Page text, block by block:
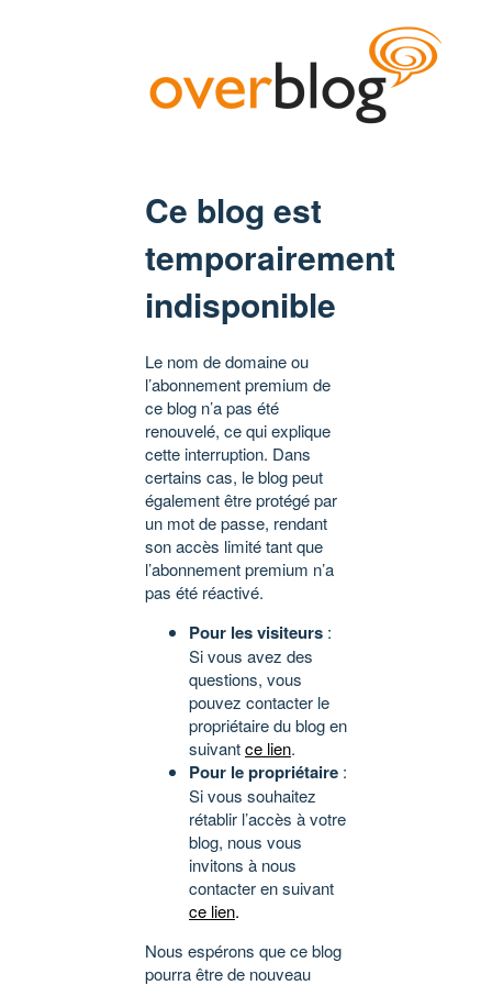
Ce blog est
temporairement
indisponible
Le nom de domaine ou
l’abonnement premium de
ce blog n’a pas été
renouvelé, ce qui explique
cette interruption. Dans
certains cas, le blog peut
également être protégé par
un mot de passe, rendant
son accès limité tant que
l’abonnement premium n’a
pas été réactivé.
Pour les visiteurs :
Si vous avez des
questions, vous
pouvez contacter le
propriétaire du blog en
suivantce lien.
Pour le propriétaire :
Si vous souhaitez
rétablir l’accès à votre
blog, nous vous
invitons à nous
contacter en suivant
ce lien.
Nous espérons que ce blog
pourra être de nouveau